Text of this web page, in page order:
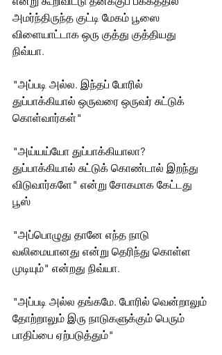
அமர்ந்திருந்த குட்டி மேகம் பூஸை
விளையாட்டாக ஒரு குத்து குத்தியது
நிவ்யா.
"அப்படி அல்ல. இந்தப் போரில்
துப்பாக்கியால் ஒருவரை ஒருவர் சுட்டுக்
கொள்வார்கள்"
"அய்யய்யோ துப்பாக்கியாலா?
துப்பாக்கியால் சுட்டுக் கொண்டால் இறந்து
விடுவார்களே" என்று சோகமாக கேட்டது
பூஸ்
"அப்பொழுது தானே எந்த நாடு
வலிமையானது என்று தெரிந்து கொள்ள
முடியும்" என்றது நிவ்யா.
"அப்படி அல்ல தங்கமே. போரில் வென்றாலும்
தோற்றாலும் இரு நாடுகளுக்கும் பெரும்
பாதிப்பை ஏற்படுத்தும்"